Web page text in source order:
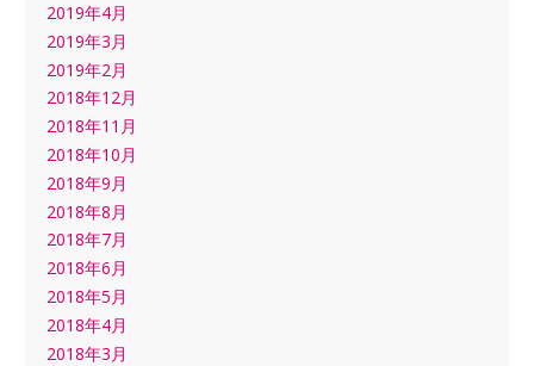
2019年4月
2019年3月
2019年2月
2018年12月
2018年11月
2018年10月
2018年9月
2018年8月
2018年7月
2018年6月
2018年5月
2018年4月
2018年3月